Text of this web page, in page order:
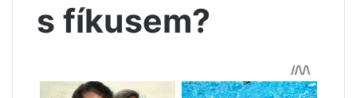
s fíkusem?